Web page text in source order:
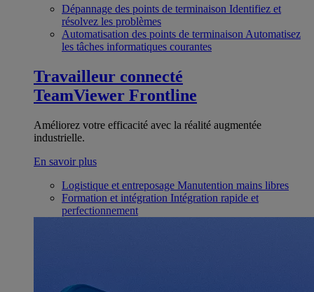
Dépannage des points de terminaison Identifiez et
résolvez les problèmes
Automatisation des points de terminaison Automatisez
les tâches informatiques courantes
Travailleur connecté
TeamViewer Frontline
Améliorez votre efficacité avec la réalité augmentée
industrielle.
En savoir plus
Logistique et entreposage Manutention mains libres
Formation et intégration Intégration rapide et
perfectionnement